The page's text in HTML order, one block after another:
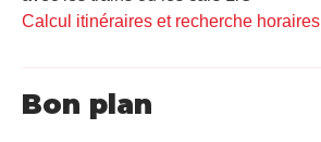
Calcul itinéraires et recherche horaires
Bon plan